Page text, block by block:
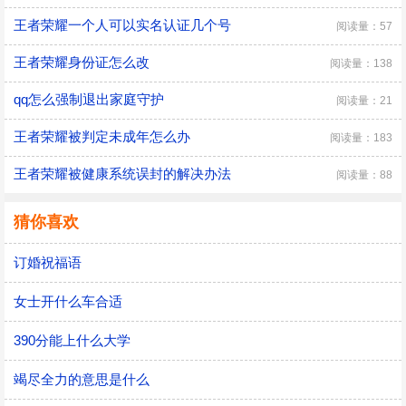
王者荣耀一个人可以实名认证几个号 阅读量：57
王者荣耀身份证怎么改 阅读量：138
qq怎么强制退出家庭守护 阅读量：21
王者荣耀被判定未成年怎么办 阅读量：183
王者荣耀被健康系统误封的解决办法 阅读量：88
猜你喜欢
订婚祝福语
女士开什么车合适
390分能上什么大学
竭尽全力的意思是什么